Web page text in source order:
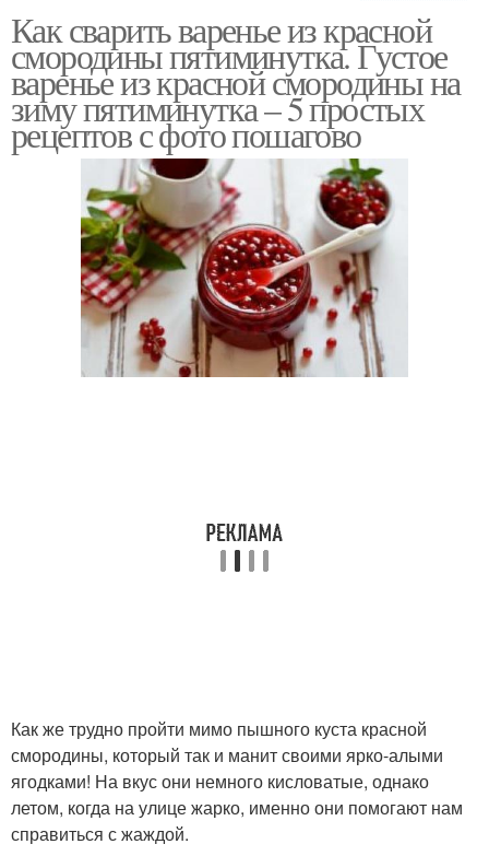
Желеобразное варение Живое варение
Как сварить варенье из красной
смородины пятиминутка. Густое
варенье из красной смородины на
зиму пятиминутка – 5 простых
рецептов с фото пошагово
Как же трудно пройти мимо пышного куста красной
смородины, который так и манит своими ярко-алыми
ягодками! На вкус они немного кисловатые, однако
летом, когда на улице жарко, именно они помогают нам
справиться с жаждой.